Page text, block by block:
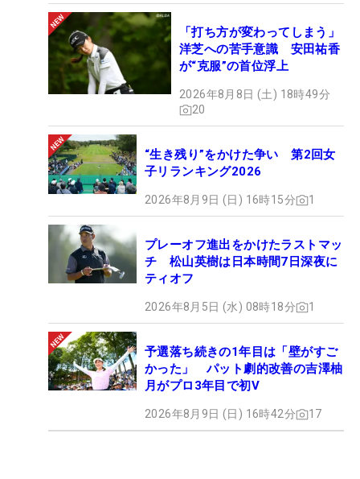
「打ち方が変わってしまう」
洋芝への苦手意識 安田祐香
が“克服”の首位浮上
2026年8月8日 (土) 18時49分
20
“生き残り”をかけた争い 第2回女
子リランキング2026
2026年8月9日 (日) 16時15分 1
プレーオフ進出をかけたラストマッ
チ 松山英樹は日本時間7日深夜に
ティオフ
2026年8月5日 (水) 08時18分 1
予選落ち続きの1年目は「壁がすご
かった」 パット劇的改善の吉澤柚
月がプロ3年目で初V
2026年8月9日 (日) 16時42分 17